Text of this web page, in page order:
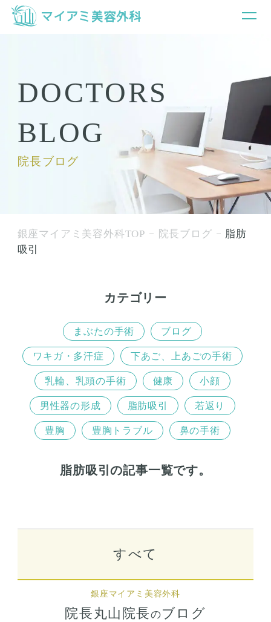
DOCTORS
BLOG
院長ブログ
銀座マイアミ美容外科TOP 院長ブログ
脂肪
吸引
カテゴリー
まぶたの手術 ブログ
ワキガ・多汗症 下あご、上あごの手術
乳輪、乳頭の手術 健康 小顔
男性器の形成 脂肪吸引 若返り
豊胸 豊胸トラブル 鼻の手術
脂肪吸引の記事一覧です。
すべて
銀座マイアミ美容外科
院長丸山院長のブログ